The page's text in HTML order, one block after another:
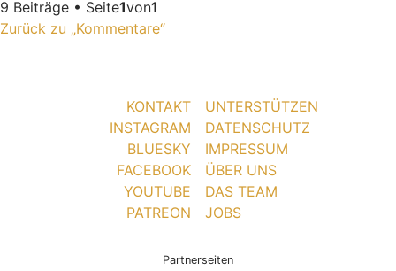
9 Beiträge • Seite1von1
Zurück zu „Kommentare“
KONTAKT
INSTAGRAM
BLUESKY
FACEBOOK
YOUTUBE
PATREON
UNTERSTÜTZEN
DATENSCHUTZ
IMPRESSUM
ÜBER UNS
DAS TEAM
JOBS
Partnerseiten